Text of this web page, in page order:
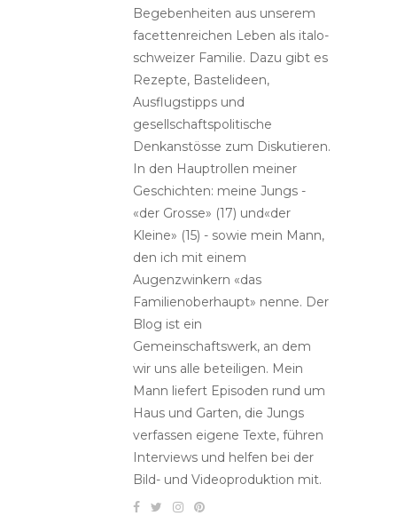
Begebenheiten aus unserem
facettenreichen Leben als italo-
schweizer Familie. Dazu gibt es
Rezepte, Bastelideen,
Ausflugstipps und
gesellschaftspolitische
Denkanstösse zum Diskutieren.
In den Hauptrollen meiner
Geschichten: meine Jungs -
«der Grosse» (17) und«der
Kleine» (15) - sowie mein Mann,
den ich mit einem
Augenzwinkern «das
Familienoberhaupt» nenne. Der
Blog ist ein
Gemeinschaftswerk, an dem
wir uns alle beteiligen. Mein
Mann liefert Episoden rund um
Haus und Garten, die Jungs
verfassen eigene Texte, führen
Interviews und helfen bei der
Bild- und Videoproduktion mit.